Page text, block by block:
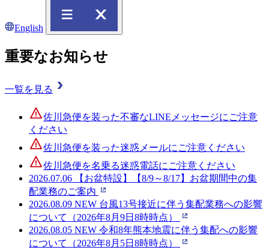
English
重要なお知らせ
一覧を見る
佐川急便を装った不審なLINEメッセージにご注意
ください
佐川急便を装った迷惑メールにご注意ください
佐川急便を名乗る迷惑電話にご注意ください
2026.07.06
【お盆特設】【8/9～8/17】お盆期間中の集
配業務のご案内
2026.08.09 NEW 台風13号接近に伴う集配業務への影響
について（2026年8月9日8時時点）
2026.08.05 NEW 令和8年熊本地震に伴う集配への影響
について（2026年8月5日8時時点）